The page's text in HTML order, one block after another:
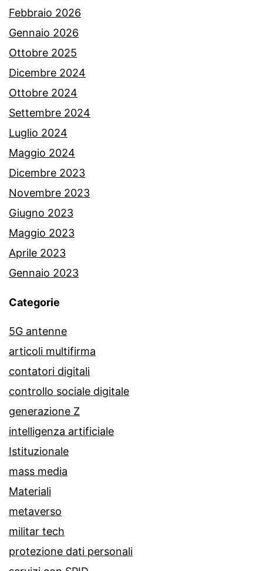
Febbraio 2026
Gennaio 2026
Ottobre 2025
Dicembre 2024
Ottobre 2024
Settembre 2024
Luglio 2024
Maggio 2024
Dicembre 2023
Novembre 2023
Giugno 2023
Maggio 2023
Aprile 2023
Gennaio 2023
Categorie
5G antenne
articoli multifirma
contatori digitali
controllo sociale digitale
generazione Z
intelligenza artificiale
Istituzionale
mass media
Materiali
metaverso
militar tech
protezione dati personali